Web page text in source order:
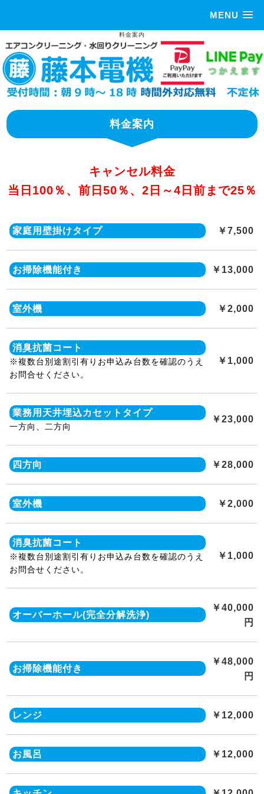
MENU
料金案内
料金案内
キャンセル料金
当日100％、前日50％、2日～4日前まで25％
家庭用壁掛けタイプ ￥7,500
お掃除機能付き ￥13,000
室外機 ￥2,000
消臭抗菌コート
※複数台別途割引有りお申込み台数を確認のうえ
お問合せください。
￥1,000
業務用天井埋込カセットタイプ
一方向、二方向
￥23,000
四方向 ￥28,000
室外機 ￥2,000
消臭抗菌コート
※複数台別途割引有りお申込み台数を確認のうえ
お問合せください。
￥1,000
オーバーホール(完全分解洗浄)
￥40,000
円
お掃除機能付き
￥48,000
円
レンジ ￥12,000
お風呂 ￥12,000